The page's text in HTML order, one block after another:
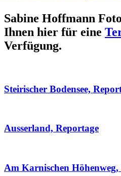
Sabine Hoffmann
Ihnen hier für eine
Verfügung.
Steirischer Bodensee,
Ausserland, Reportage
Am Karnischen Höhenweg,